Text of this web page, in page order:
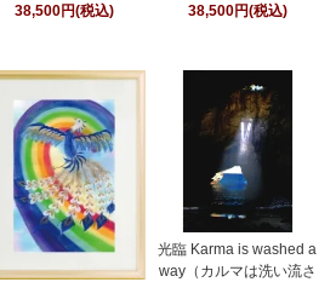
38,500円(税込)
38,500円(税込)
光臨 Karma is washed a
way（カルマは洗い流さ